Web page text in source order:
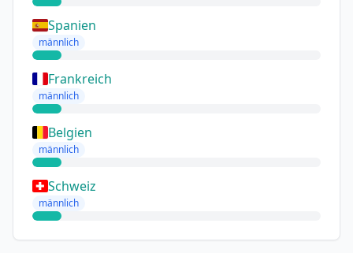
Spanien
männlich
Frankreich
männlich
Belgien
männlich
Schweiz
männlich